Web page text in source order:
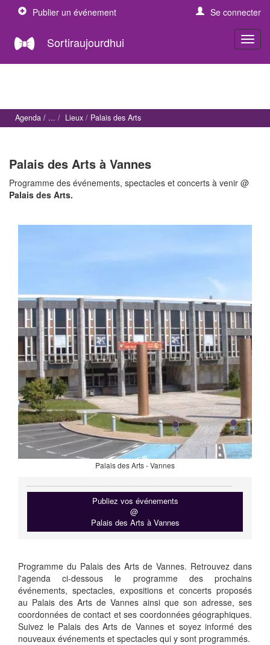
Publier un événement Se connecter
Sortiraujourdhui
Agenda Lieux Palais des Arts
Palais des Arts à Vannes
Programme des événements, spectacles et concerts à venir @
Palais des Arts.
Palais des Arts - Vannes
Publiez vos événements
@
Palais des Arts à Vannes
Programme du Palais des Arts de Vannes. Retrouvez dans
l'agenda ci-dessous le programme des prochains
événements, spectacles, expositions et concerts proposés
au Palais des Arts de Vannes ainsi que son adresse, ses
coordonnées de contact et ses coordonnées géographiques.
Suivez le Palais des Arts de Vannes et soyez informé des
nouveaux événements et spectacles qui y sont programmés.